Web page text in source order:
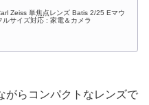
Zeiss 単焦点レンズ Batis 2/25 Eマウ
ルサイズ対応 : 家電＆カメラ
がらコンパクトなレンズで